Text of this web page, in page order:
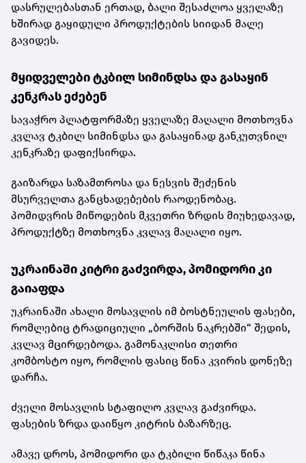
დასრულებასთან ერთად, ბალი შესაძლოა ყველაზე
ხშირად გაყიდული პროდუქტების სიიდან მალე
გავიდეს.
მყიდველები ტკბილ სიმინდსა და გასაყინ
კენკრას ეძებენ
სავაჭრო პლატფორმაზე ყველაზე მაღალი მოთხოვნა
კვლავ ტკბილ სიმინდსა და გასაყინად განკუთვნილ
კენკრაზე დაფიქსირდა.
გაიზარდა საზამთროსა და ნესვის შეძენის
მსურველთა განცხადებების რაოდენობაც.
პომიდვრის მიწოდების მკვეთრი ზრდის მიუხედავად,
პროდუქტზე მოთხოვნა კვლავ მაღალი იყო.
უკრაინაში კიტრი გაძვირდა, პომიდორი კი
გაიაფდა
უკრაინაში ახალი მოსავლის იმ ბოსტნეულის ფასები,
რომლებიც ტრადიციული „ბორშის ნაკრებში“ შედის,
კვლავ მცირდებოდა. გამონაკლისი თეთრი
კომბოსტო იყო, რომლის ფასიც წინა კვირის დონეზე
დარჩა.
ძველი მოსავლის სტაფილო კვლავ გაძვირდა.
ფასების ზრდა დაიწყო კიტრის ბაზარზეც.
ამავე დროს, პომიდორი და ტკბილი წიწაკა წინა